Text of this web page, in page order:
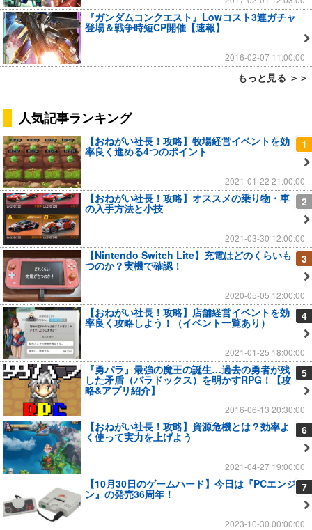
『ガンダムコンクエスト』Lowコスト3連ガチャ
登場＆戦争時短CP開催【速報】
2016-02-07 11:00:00
もっと見る ＞＞
人気記事ランキング
1
【おねがい社長！攻略】牧場経営イベントを効
率良く進める4つのポイント
2021-01-22 21:00:00
2
【おねがい社長！攻略】オススメの乗り物・車
の入手方法と小技
2021-03-30 12:00:00
3
【Nintendo Switch Lite】充電はどのくらいも
つのか？実機で確認！
2020-05-05 12:00:00
4
【おねがい社長！攻略】店舗経営イベントを効
率良く攻略しよう！（イベント一覧あり）
2021-01-25 18:00:00
5
『勇パラ』最強の魔王の誕生…過去の勇者が残
した矛盾（パラドックス）を明かすRPG！【攻
略&アプリ紹介】
2016-06-13 20:30:00
6
【おねがい社長！攻略】資源危機とは？効率よ
く使って実力を上げよう
2021-04-27 19:00:00
7
【10月30日のゲームハード】今日は『PCエンジ
ン』の発売36周年！
2023-10-30 00:00:00